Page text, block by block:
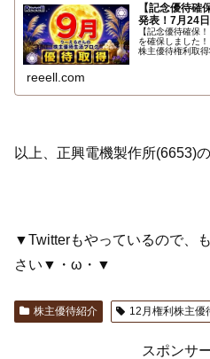
【記念優待
発表！7月24
【記念優待確保
を確保しました
株主優待権利取
reeell.com
以上、正興電機製作所(6653)
▼Twitterもやっているので、
さい▼・ω・▼
株主優待紹介 12月権利株主優
スポンサ